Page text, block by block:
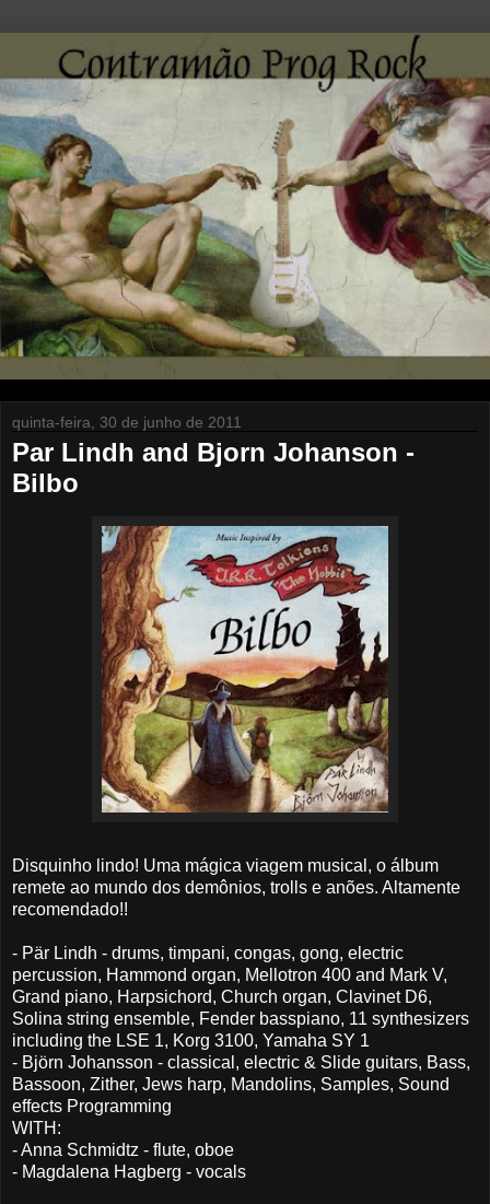
quinta-feira, 30 de junho de 2011
Par Lindh and Bjorn Johanson -
Bilbo
Disquinho lindo! Uma mágica viagem musical, o álbum
remete ao mundo dos demônios, trolls e anões. Altamente
recomendado!!
- Pär Lindh - drums, timpani, congas, gong, electric
percussion, Hammond organ, Mellotron 400 and Mark V,
Grand piano, Harpsichord, Church organ, Clavinet D6,
Solina string ensemble, Fender basspiano, 11 synthesizers
including the LSE 1, Korg 3100, Yamaha SY 1
- Björn Johansson - classical, electric & Slide guitars, Bass,
Bassoon, Zither, Jews harp, Mandolins, Samples, Sound
effects Programming
WITH:
- Anna Schmidtz - flute, oboe
- Magdalena Hagberg - vocals